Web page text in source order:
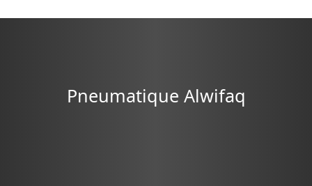
Pneumatique Alwifaq